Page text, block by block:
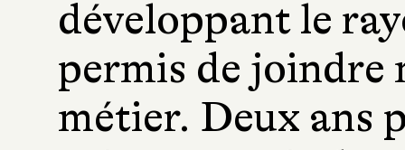
développant le
permis de joindre
métier. Deux ans